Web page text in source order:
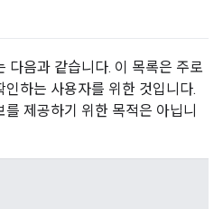
다음과 같습니다. 이 목록은 주로
하는 사용자를 위한 것입니다.
제공하기 위한 목적은 아닙니